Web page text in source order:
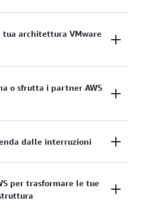
alla migrazione e
con la portabilità
di lavoro senza dover
nuovamente il
operativi.
architettura VMware
sull'architettura
di virtualizzazione
o sfrutta i partner AWS
e la flessibilità per
aziendali in termini di
dalle interruzioni
più sicuro, scalabile
e il funzionamento dei
per trasformare le tue